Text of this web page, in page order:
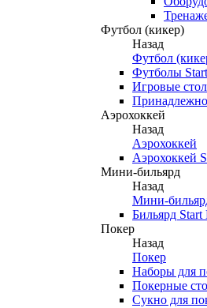
Футбол (кикер)
Назад
Футбол
Футболы
Игровые
Аэрохоккей
Назад
Аэрохоккей
Аэрохоккей
Мини-бильярд
Назад
Мини-
Бильярд Start
Покер
Назад
Покер
Наборы для
Покерные
Сукно для